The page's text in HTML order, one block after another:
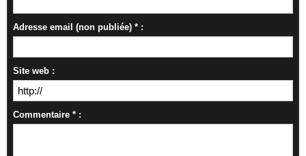
Adresse email (non publiée) * :
Site web :
Commentaire * :